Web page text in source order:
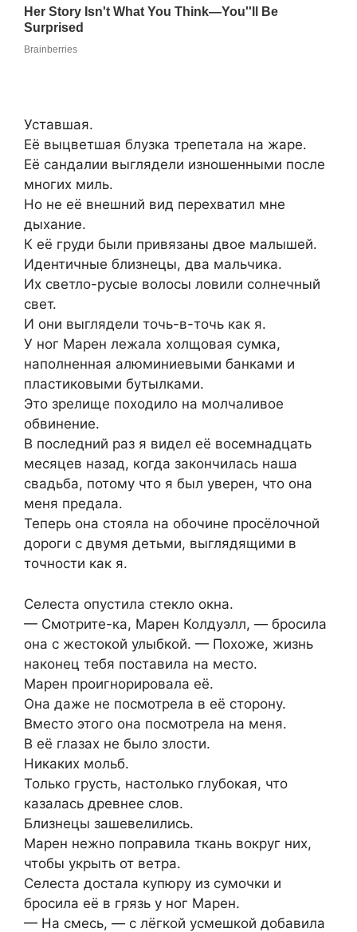
Уставшая.
Её выцветшая блузка трепетала на жаре.
Её сандалии выглядели изношенными после
многих миль.
Но не её внешний вид перехватил мне
дыхание.
К её груди были привязаны двое малышей.
Идентичные близнецы, два мальчика.
Их светло-русые волосы ловили солнечный
свет.
И они выглядели точь-в-точь как я.
У ног Марен лежала холщовая сумка,
наполненная алюминиевыми банками и
пластиковыми бутылками.
Это зрелище походило на молчаливое
обвинение.
В последний раз я видел её восемнадцать
месяцев назад, когда закончилась наша
свадьба, потому что я был уверен, что она
меня предала.
Теперь она стояла на обочине просёлочной
дороги с двумя детьми, выглядящими в
точности как я.
Селеста опустила стекло окна.
— Смотрите-ка, Марен Колдуэлл, — бросила
она с жестокой улыбкой. — Похоже, жизнь
наконец тебя поставила на место.
Марен проигнорировала её.
Она даже не посмотрела в её сторону.
Вместо этого она посмотрела на меня.
В её глазах не было злости.
Никаких мольб.
Только грусть, настолько глубокая, что
казалась древнее слов.
Близнецы зашевелились.
Марен нежно поправила ткань вокруг них,
чтобы укрыть от ветра.
Селеста достала купюру из сумочки и
бросила её в грязь у ног Марен.
— На смесь, — с лёгкой усмешкой добавила